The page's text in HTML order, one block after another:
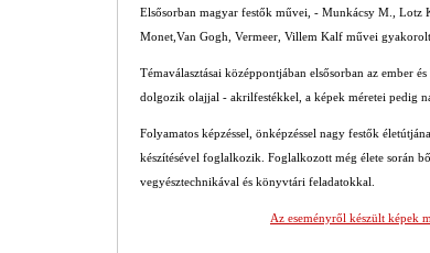
Elsősorban magyar festők művei, - Munkácsy M., Lotz
Monet,Van Gogh, Vermeer, Villem Kalf művei
Témaválasztásai középpontjában elsősorban az ember
dolgozik olajjal - akrilfestékkel, a képek méretei pedig
Folyamatos képzéssel, önképzéssel nagy festők
készítésével foglalkozik. Foglalkozott még élete során
vegyésztechnikával és könyvtári feladatokkal.
Az eseményről készült képek